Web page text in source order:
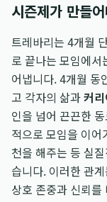
시즌제가 만들
트레바리는 4개월
로 끝나는 모임에
어냅니다. 4개월 동
고 각자의 삶과커
인을 넘어 끈끈한
적으로 모임을 이
천을 해주는 등 실
습니다. 이러한 관
상호 존중과 신뢰